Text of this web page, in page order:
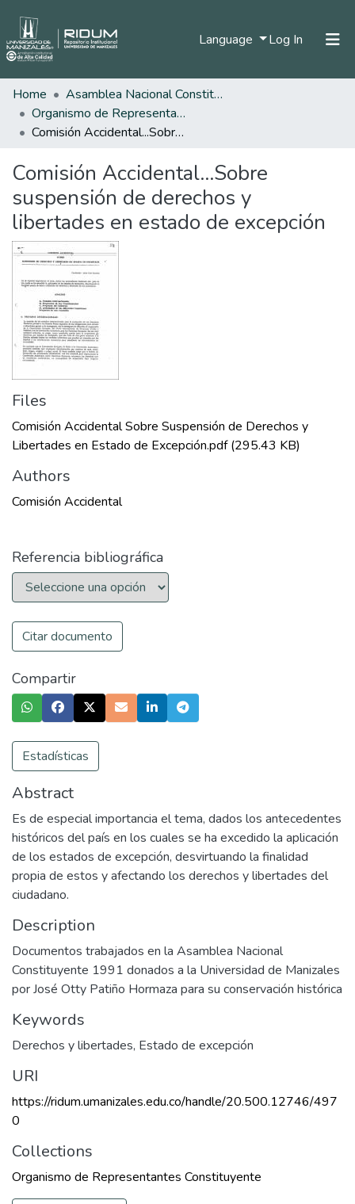
Language Log In (current)
Home
Asamblea Nacional Constituyente
Organismo de Representantes Constituyente
Comisión Accidental...Sobre suspensión de derechos y libertades en estado de excepción
Comisión Accidental...Sobre
suspensión de derechos y
libertades en estado de excepción
Files
Comisión Accidental Sobre Suspensión de Derechos y
Libertades en Estado de Excepción.pdf(295.43 KB)
Authors
Comisión Accidental
Referencia bibliográfica
Citar documento
Compartir
Estadísticas
Abstract
Es de especial importancia el tema, dados los antecedentes
históricos del país en los cuales se ha excedido la aplicación
de los estados de excepción, desvirtuando la finalidad
propia de estos y afectando los derechos y libertades del
ciudadano.
Description
Documentos trabajados en la Asamblea Nacional
Constituyente 1991 donados a la Universidad de Manizales
por José Otty Patiño Hormaza para su conservación histórica
Keywords
Derechos y libertades, Estado de excepción
URI
https://ridum.umanizales.edu.co/handle/20.500.12746/497
0
Collections
Organismo de Representantes Constituyente